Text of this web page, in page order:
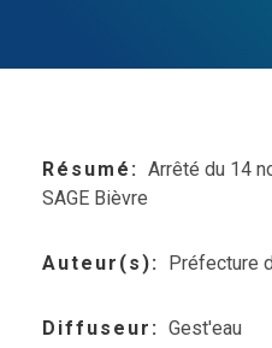
Résumé
Arrêté du 14
SAGE Bièvre
Auteur(s) Préfecture
Diffuseur Gest'eau